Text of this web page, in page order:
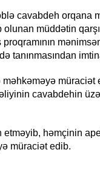
cavabdeh orqana
müddətin
tanınmasından
müraciət
cavabdehin
həmçinin
müraciət edib.